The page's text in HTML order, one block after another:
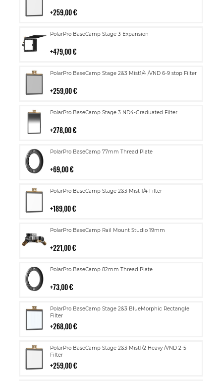
259,00 €
PolarPro BaseCamp Stage 3 Expansion
479,00 €
Lisää
PolarPro BaseCamp Stage 2&3 Mist1/4 /VND 6-9 stop Filter
259,00 €
Lisää
PolarPro BaseCamp Stage 3 ND4-Graduated Filter
278,00 €
Lisää
PolarPro BaseCamp 77mm Thread Plate
69,00 €
Lisää
PolarPro BaseCamp Stage 2&3 Mist 1/4 Filter
189,00 €
Lisää
PolarPro BaseCamp Rail Mount Studio 19mm
221,00 €
Lisää
PolarPro BaseCamp 82mm Thread Plate
73,00 €
Lisää
PolarPro BaseCamp Stage 2&3 BlueMorphic Rectangle
Filter
268,00 €
Lisää
ostoskoriin
PolarPro BaseCamp Stage 2&3 Mist1/2 Heavy /VND 2-5
Filter
259,00 €
Lisää
ostoskoriin